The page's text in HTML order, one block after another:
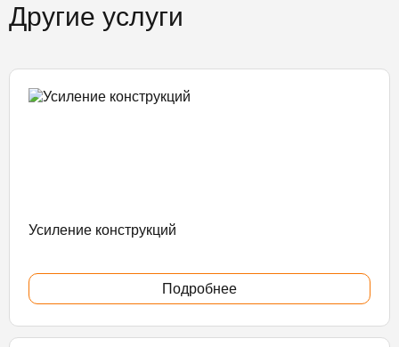
Другие услуги
Усиление конструкций
Подробнее